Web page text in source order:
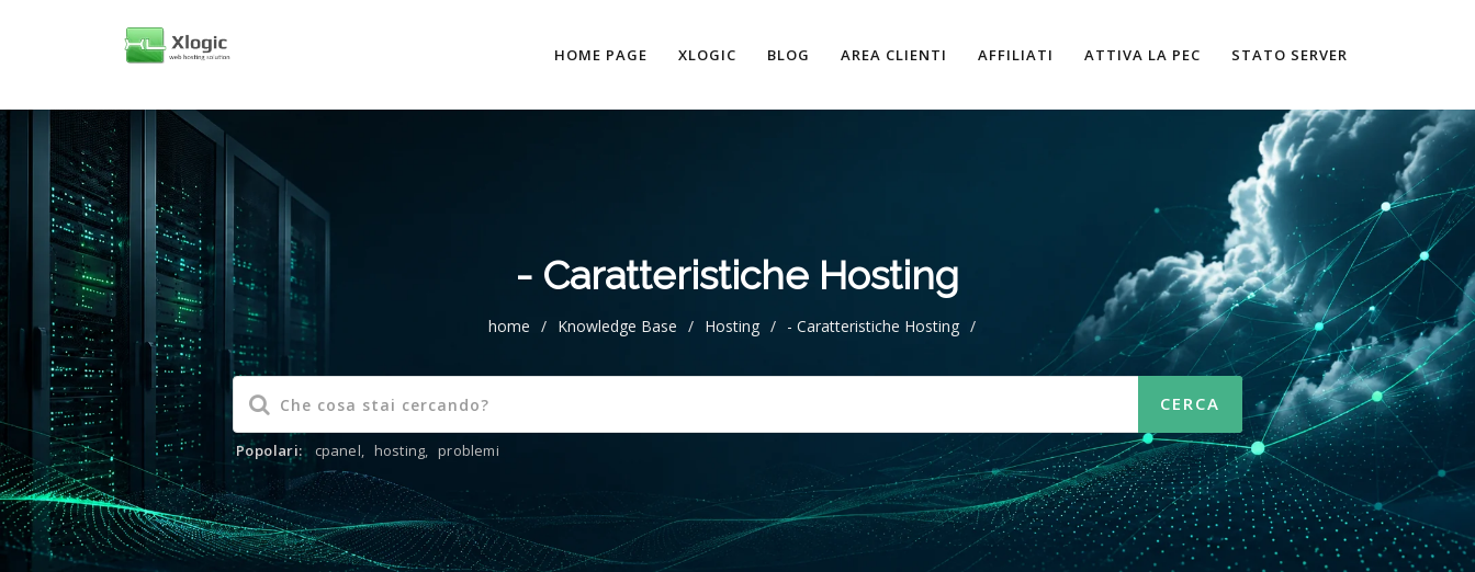
HOME PAGE XLOGIC BLOG AREA CLIENTI AFFILIATI ATTIVA LA PEC STATO SERVER
- Caratteristiche Hosting
home / Knowledge Base / Hosting / - Caratteristiche Hosting /
Popolari: cpanel, hosting, problemi